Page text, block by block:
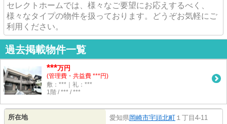
セレクトホームでは、様々なご要望にお応えするべく、
様々なタイプの物件を扱っております。どうぞお気軽にご
利用ください。
過去掲載物件一覧
***万円
(管理費・共益費 ***円)
敷：***｜礼：***
1階 / *** / ***
所在地 愛知県岡崎市宇頭北町 １丁目4-11